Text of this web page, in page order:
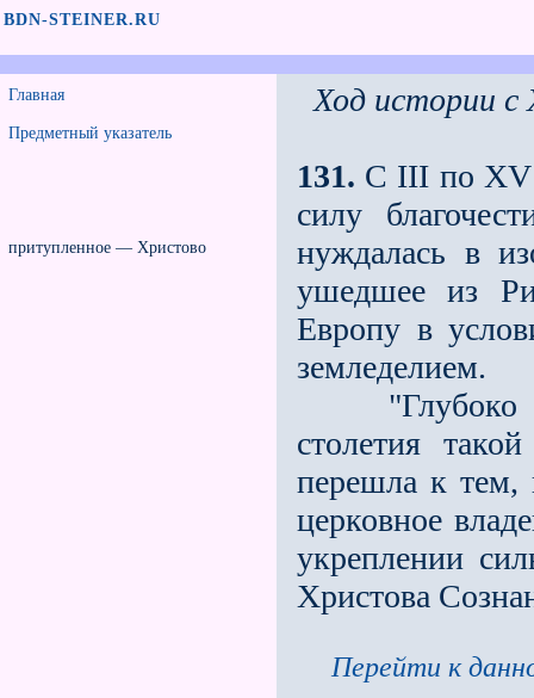
BDN-STEINER.RU
Главная
Предметный указатель
притупленное — Христово
Ход истории с
131. С III по XV
силу
нуждалась в
ушедшее из
Европу в
земледелием.
"Глубоко
столетия
перешла к тем,
церковное
укреплении
Христова
Перейти к